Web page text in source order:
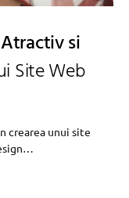
si
Site Web
crearea unui site